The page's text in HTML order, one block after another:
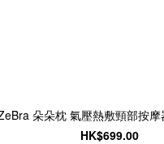
朵朵枕 氣壓熱敷頸部按
HK$699.00